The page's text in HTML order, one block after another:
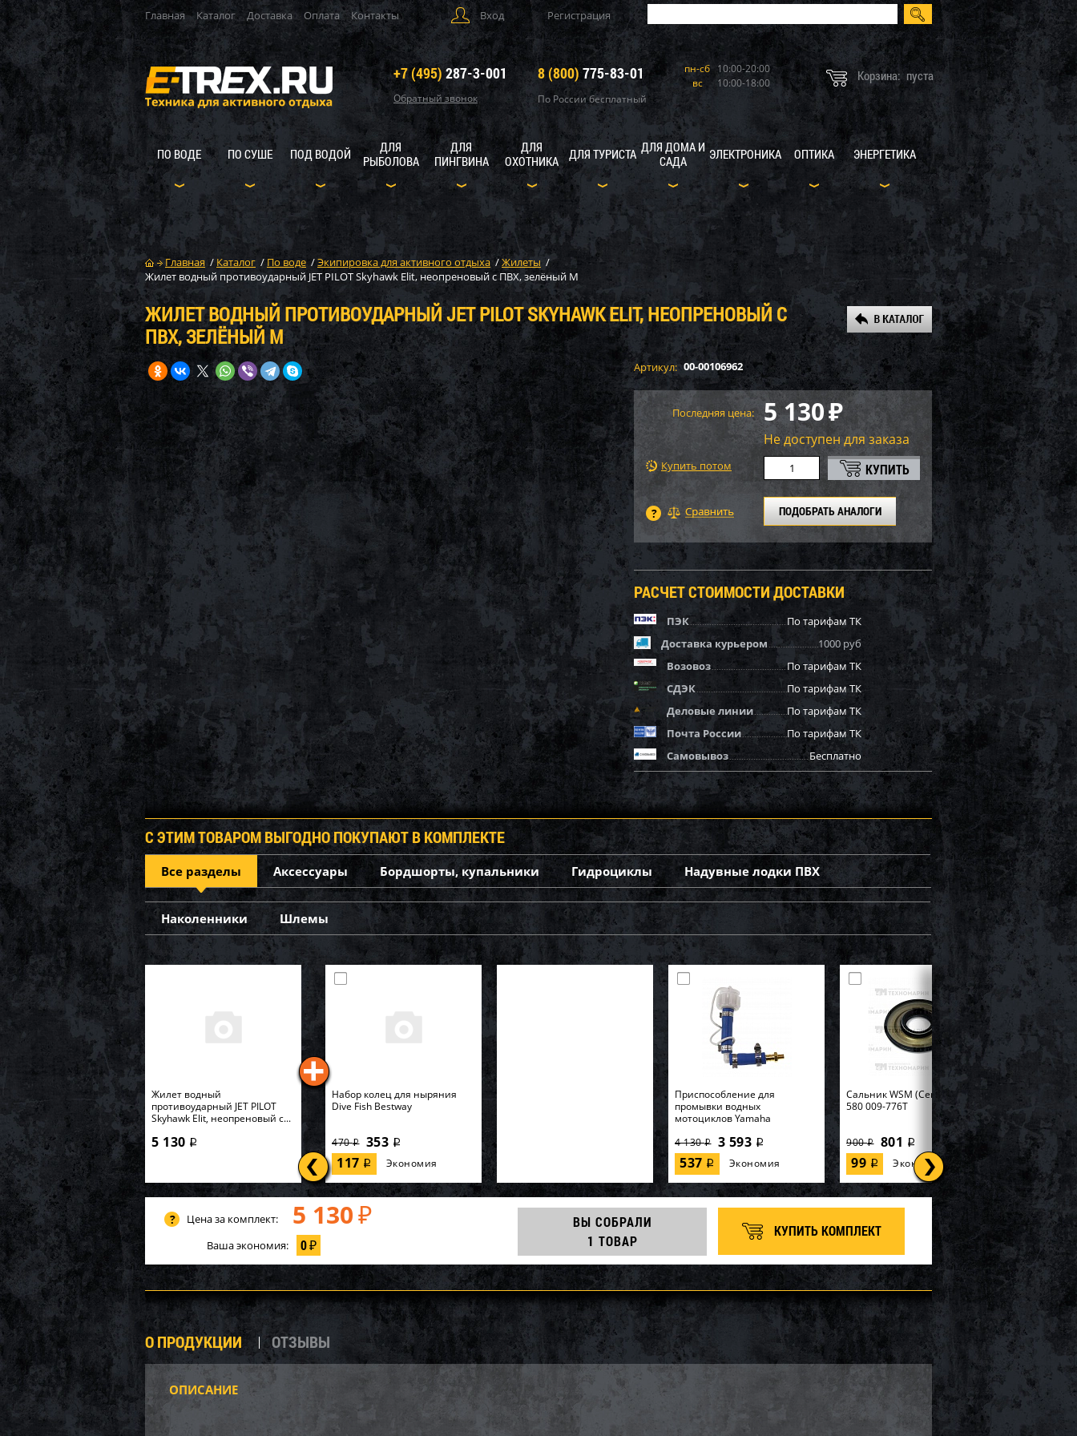
Главная Каталог Доставка Оплата Контакты Вход Регистрация
+7 (495) 287-3-001
Обратный звонок
8 (800) 775-83-01
По России бесплатный
пн-сб 10:00-20:00
вс
10:00-18:00 Корзина: пуста
ПО ВОДЕ ПО СУШЕ ПОД ВОДОЙ
ДЛЯ
РЫБОЛОВА
ДЛЯ
ПИНГВИНА
ДЛЯ
ОХОТНИКА
ДЛЯ ТУРИСТА ДЛЯ ДОМА И
САДА
ЭЛЕКТРОНИКА ОПТИКА ЭНЕРГЕТИКА
Главная / Каталог / По воде /Экипировка для активного отдыха /Жилеты /
Жилет водный противоударный JET PILOT Skyhawk Elit, неопреновый с ПВХ, зелёный M
ЖИЛЕТ ВОДНЫЙ ПРОТИВОУДАРНЫЙ JET PILOT SKYHAWK ELIT, НЕОПРЕНОВЫЙ С
ПВХ, ЗЕЛЁНЫЙ M
Артикул: 00-00106962
Последняя цена: 5 130₽
Не доступен для заказа
Купить потом
ПОДОБРАТЬ АНАЛОГИ
РАСЧЕТ СТОИМОСТИ ДОСТАВКИ
ПЭК
По тарифам ТК
Доставка курьером
1000 руб
Возовоз
По тарифам ТК
СДЭК
По тарифам ТК
Деловые линии
По тарифам ТК
Почта России
По тарифам ТК
Самовывоз
Бесплатно
С ЭТИМ ТОВАРОМ ВЫГОДНО ПОКУПАЮТ В КОМПЛЕКТЕ
Все разделы Аксессуары Бордшорты, купальники Гидроциклы Надувные лодки ПВХ
Наколенники Шлемы
Жилет водный
противоударный JET PILOT
Skyhawk Elit, неопреновый с...
5 130 i
Набор колец для ныряния
Dive Fish Bestway
470i 353 i
117 i Экономия
Приспособление для
промывки водных
мотоциклов Yamaha
4 130i 3 593 i
537 i Экономия
Cальник WSM (Center Pto) BRP
580 009-776T
900i 801 i
99 i Экономия
Башмак приводной цепи
WSM BRP SM-03361
Вал импеллера WSM Yamaha
VX1100 003-114-01
Импеллер SOLAS KE-CD-09/15
Импеллер SOLAS KGX-CD-
Цена за комплект: 5 130 ₽
Ваша экономия: 0₽
ВЫ СОБРАЛИ
1 ТОВАР
КУПИТЬ КОМПЛЕКТ
О ПРОДУКЦИИ ОТЗЫВЫ
ОПИСАНИЕ